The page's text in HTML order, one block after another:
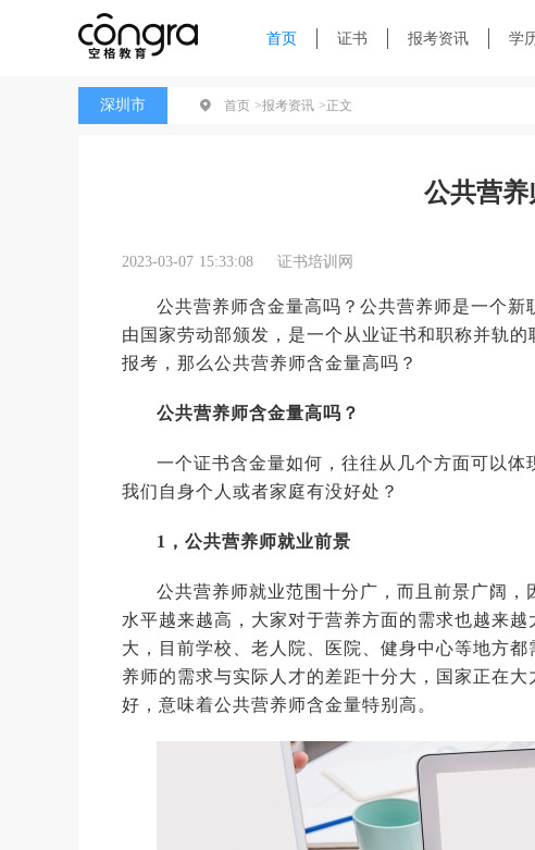
首页 证书 报考资讯 学
深圳市 首页 >报考资讯 >正文
公共营养
2023-03-07 15:33:08 证书培训网
公共营养师含金量高吗？公共营养师是一个
由国家劳动部颁发，是一个从业证书和职称并轨
报考，那么公共营养师含金量高吗？
公共营养师含金量高吗？
一个证书含金量如何，往往从几个方面可以
我们自身个人或者家庭有没好处？
1，公共营养师就业前景
公共营养师就业范围十分广，而且前景广阔
水平越来越高，大家对于营养方面的需求也越来
大，目前学校、老人院、医院、健身中心等地方
养师的需求与实际人才的差距十分大，国家正在
好，意味着公共营养师含金量特别高。